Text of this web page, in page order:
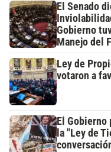
El Senado
Gobierno
Manejo del
Ley de
votaron a
El
la "Ley de